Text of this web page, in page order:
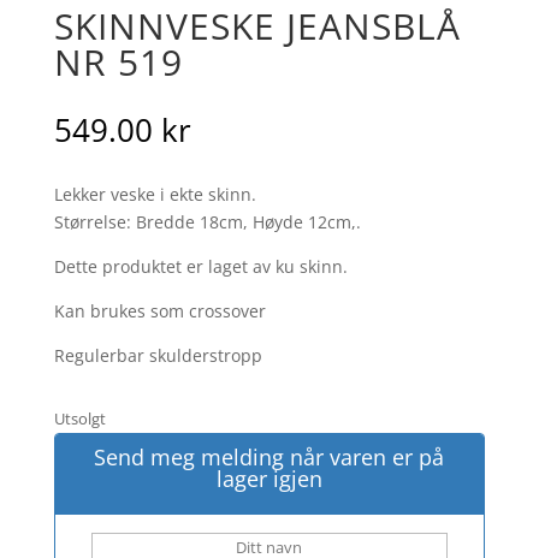
SKINNVESKE JEANSBLÅ
NR 519
549.00 kr
Lekker veske i ekte skinn.
Størrelse: Bredde 18cm, Høyde 12cm,.
Dette produktet er laget av ku skinn.
Kan brukes som crossover
Regulerbar skulderstropp
Utsolgt
Send meg melding når varen er på
lager igjen